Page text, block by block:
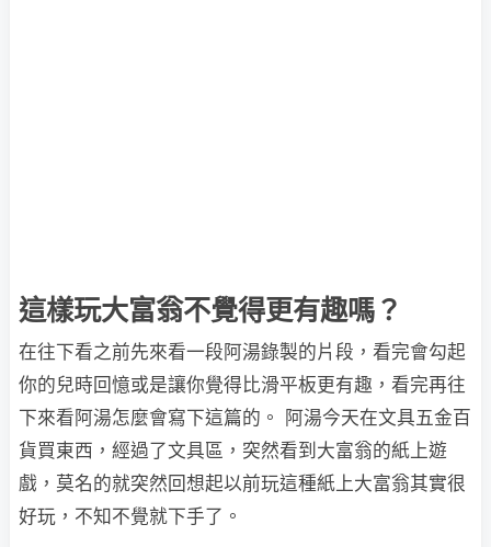
這樣玩大富翁不覺得更有趣嗎？
在往下看之前先來看一段阿湯錄製的片段，看完會勾起
你的兒時回憶或是讓你覺得比滑平板更有趣，看完再往
下來看阿湯怎麼會寫下這篇的。 阿湯今天在文具五金百
貨買東西，經過了文具區，突然看到大富翁的紙上遊
戲，莫名的就突然回想起以前玩這種紙上大富翁其實很
好玩，不知不覺就下手了。